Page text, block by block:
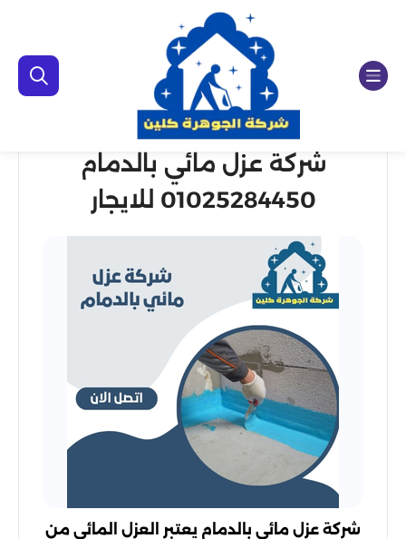
شركة عزل مائي بالدمام
01025284450 للايجار
شركة عزل مائي بالدمام يعتبر العزل المائي من